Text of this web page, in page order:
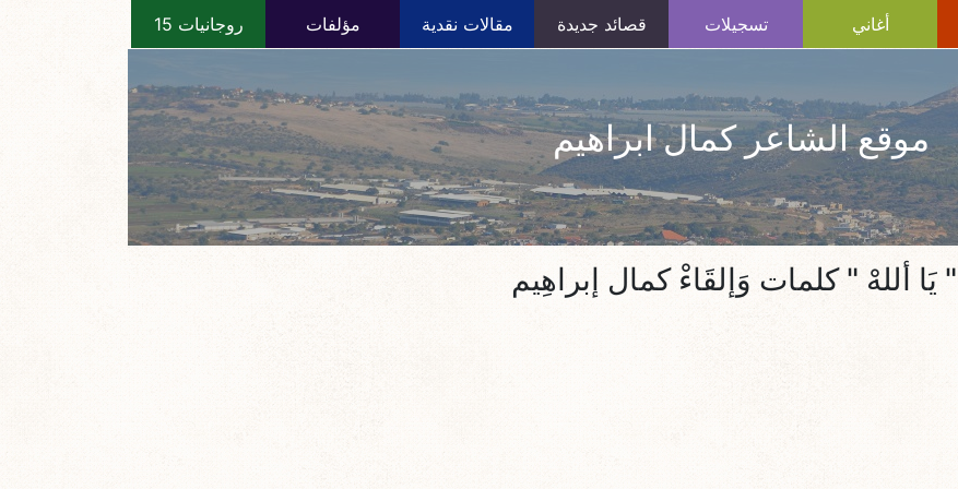
أغاني تسجيلات قصائد جديدة مقالات نقدية مؤلفات روجانيات 15
موقع الشاعر كمال ابراهيم
" يَا أللهْ " كلمات وَإلقَاءْ كمال إبراهِيم